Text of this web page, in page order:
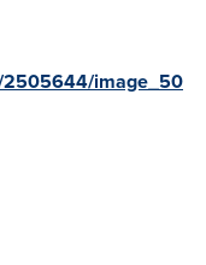
2505644/image_50